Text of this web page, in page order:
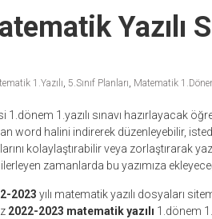
Yazılı
1.Yazılı, 5.Sınıf Planları, Matematik
1.dönem 1.yazılı sınavı hazırlayacak
word halini indirerek düzenleyebilir,
kolaylaştırabilir veya zorlaştırarak
zamanlarda bu yazımıza
2023 yılı matematik yazılı dosyaları
2022-2023 matematik yazılı 1.dönem